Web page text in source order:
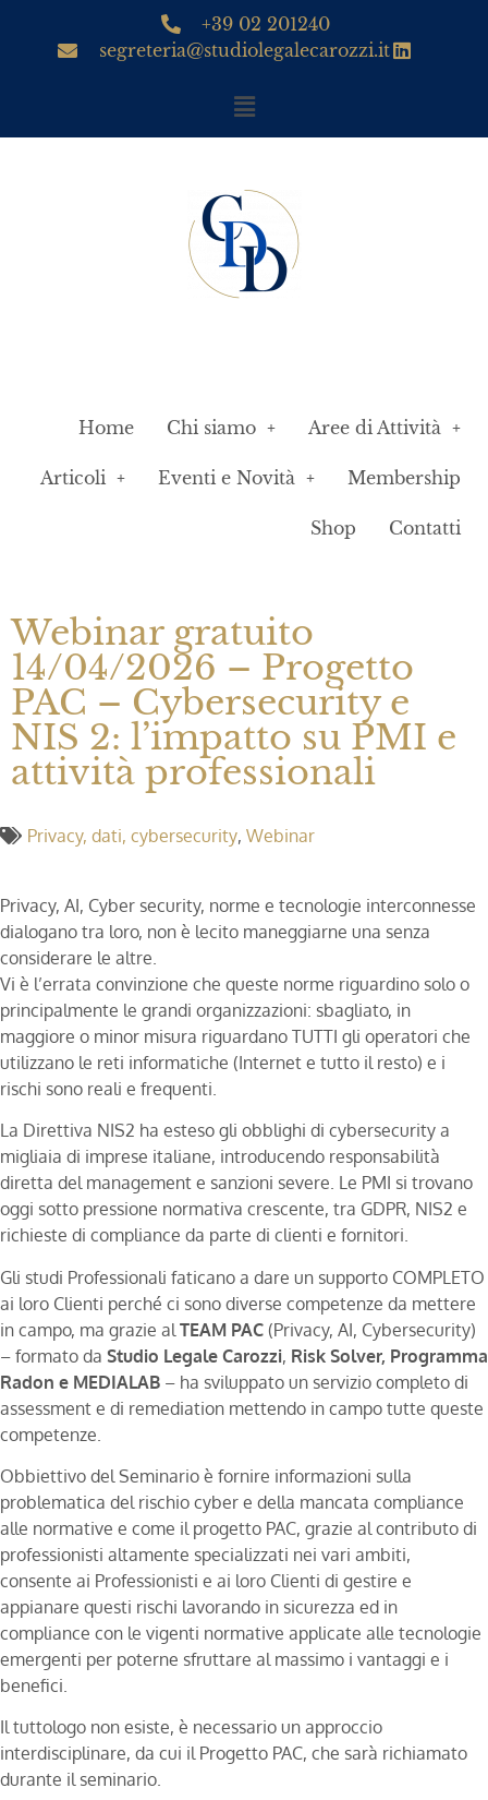
+39 02 201240
segreteria@studiolegalecarozzi.it
Home Chi siamo Aree di Attività
Articoli Eventi e Novità Membership
Shop Contatti
Webinar gratuito
14/04/2026 – Progetto
PAC – Cybersecurity e
NIS 2: l’impatto su PMI e
attività professionali
Privacy, dati, cybersecurity, Webinar
Privacy, AI, Cyber security, norme e tecnologie interconnesse
dialogano tra loro, non è lecito maneggiarne una senza
considerare le altre.
Vi è l’errata convinzione che queste norme riguardino solo o
principalmente le grandi organizzazioni: sbagliato, in
maggiore o minor misura riguardano TUTTI gli operatori che
utilizzano le reti informatiche (Internet e tutto il resto) e i
rischi sono reali e frequenti.
La Direttiva NIS2 ha esteso gli obblighi di cybersecurity a
migliaia di imprese italiane, introducendo responsabilità
diretta del management e sanzioni severe. Le PMI si trovano
oggi sotto pressione normativa crescente, tra GDPR, NIS2 e
richieste di compliance da parte di clienti e fornitori.
Gli studi Professionali faticano a dare un supporto COMPLETO
ai loro Clienti perché ci sono diverse competenze da mettere
in campo, ma grazie al TEAM PAC (Privacy, AI, Cybersecurity)
– formato da Studio Legale Carozzi, Risk Solver, Programma
Radon e MEDIALAB – ha sviluppato un servizio completo di
assessment e di remediation mettendo in campo tutte queste
competenze.
Obbiettivo del Seminario è fornire informazioni sulla
problematica del rischio cyber e della mancata compliance
alle normative e come il progetto PAC, grazie al contributo di
professionisti altamente specializzati nei vari ambiti,
consente ai Professionisti e ai loro Clienti di gestire e
appianare questi rischi lavorando in sicurezza ed in
compliance con le vigenti normative applicate alle tecnologie
emergenti per poterne sfruttare al massimo i vantaggi e i
benefici.
Il tuttologo non esiste, è necessario un approccio
interdisciplinare, da cui il Progetto PAC, che sarà richiamato
durante il seminario.